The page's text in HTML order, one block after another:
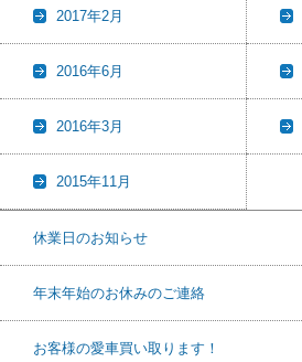
2017年2月
2016年6月
2016年3月
2015年11月
休業日のお知らせ
年末年始のお休みのご連絡
お客様の愛車買い取ります！